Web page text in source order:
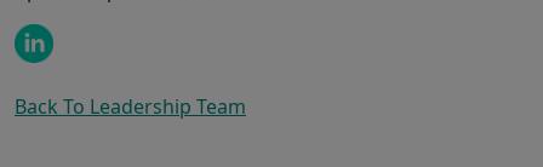
Back To Leadership Team